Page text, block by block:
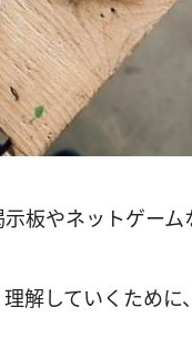
板やネットゲー
解していくため